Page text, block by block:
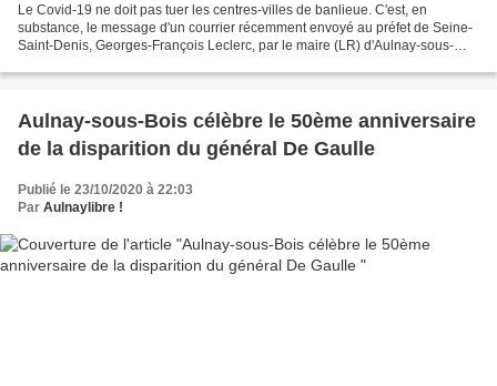
Le Covid-19 ne doit pas tuer les centres-villes de banlieue. C'est, en
substance, le message d'un courrier récemment envoyé au préfet de Seine-
Saint-Denis, Georges-François Leclerc, par le maire (LR) d'Aulnay-sous-
Aulnay-sous-Bois célèbre le 50ème anniversaire
de la disparition du général De Gaulle
Publié le 23/10/2020 à 22:03
Par Aulnaylibre !